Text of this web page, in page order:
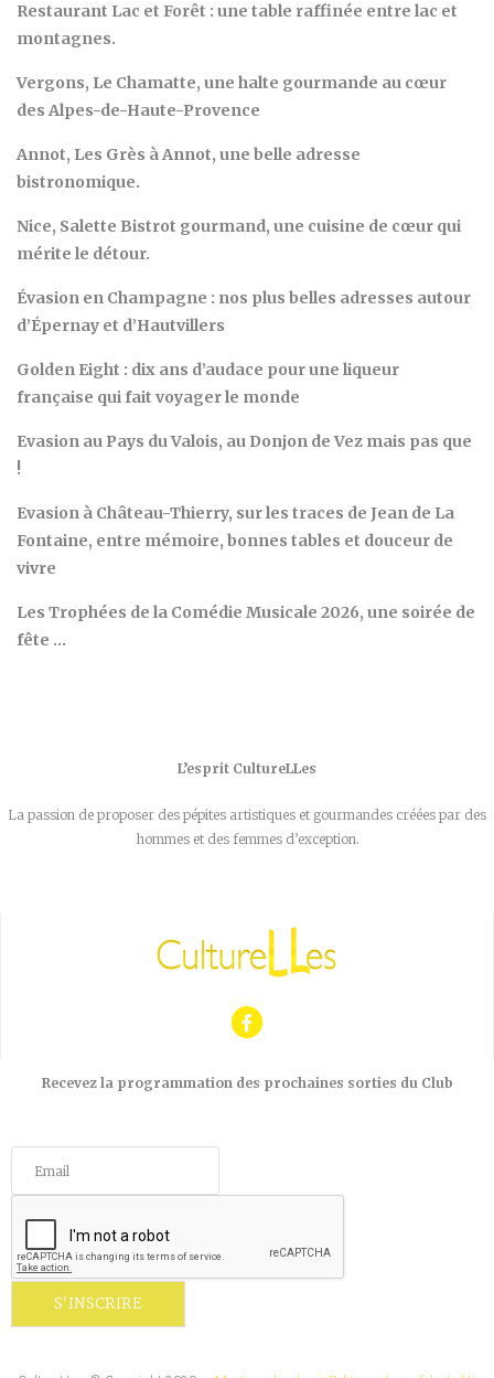
Restaurant Lac et Forêt : une table raffinée entre lac et
montagnes.
Vergons, Le Chamatte, une halte gourmande au cœur
des Alpes-de-Haute-Provence
Annot, Les Grès à Annot, une belle adresse
bistronomique.
Nice, Salette Bistrot gourmand, une cuisine de cœur qui
mérite le détour.
Évasion en Champagne : nos plus belles adresses autour
d’Épernay et d’Hautvillers
Golden Eight : dix ans d’audace pour une liqueur
française qui fait voyager le monde
Evasion au Pays du Valois, au Donjon de Vez mais pas que
!
Evasion à Château-Thierry, sur les traces de Jean de La
Fontaine, entre mémoire, bonnes tables et douceur de
vivre
Les Trophées de la Comédie Musicale 2026, une soirée de
fête …
L’esprit CultureLLes
La passion de proposer des pépites artistiques et gourmandes créées par des
hommes et des femmes d’exception.
Recevez la programmation des prochaines sorties du Club